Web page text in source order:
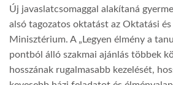
Új javaslatcsomaggal alakítaná
alsó tagozatos oktatást az Oktatási
Minisztérium. A „Legyen élmény a
pontból álló szakmai ajánlás többek
hosszának rugalmasabb kezelését,